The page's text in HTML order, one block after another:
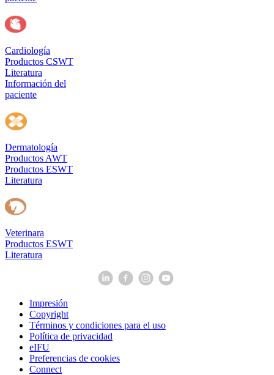
Cardiología
Productos CSWT
Literatura
Información del
paciente
Dermatología
Productos AWT
Productos ESWT
Literatura
Veterinara
Productos ESWT
Literatura
Impresión
Copyright
Términos y condiciones para el uso
Política de privacidad
eIFU
Preferencias de cookies
Connect